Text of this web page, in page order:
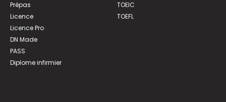
Prépas
Licence
Licence Pro
DN Made
PASS
Diplome infirmier
TOEIC
TOEFL